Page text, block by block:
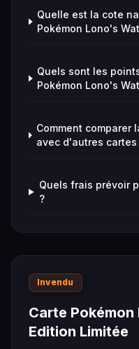
Quelle est la cote
Pokémon Lono's
Quels sont les
Pokémon Lono's
Comment comparer
avec d'autres
Quels frais prévoir
?
Invendu
Carte
Edition Limitée